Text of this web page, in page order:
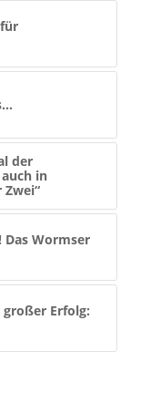
der
in
Wormser
großer Erfolg: